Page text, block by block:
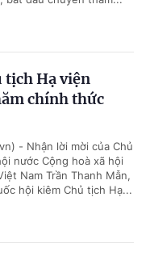
tịch Hạ viện
chính thức
- Nhận lời mời của Chủ
nước Cộng hoà xã hội
Nam Trần Thanh Mẫn,
hội kiêm Chủ tịch Hạ...